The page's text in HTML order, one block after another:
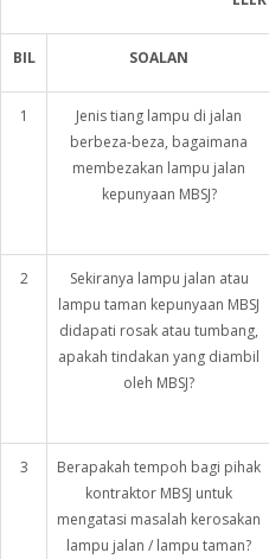
BIL SOALAN
1
Jenis tiang lampu di jalan
berbeza-beza, bagaimana
membezakan lampu jalan
kepunyaan MBSJ?
2
Sekiranya lampu jalan atau
lampu taman kepunyaan MBSJ
didapati rosak atau tumbang,
apakah tindakan yang diambil
oleh MBSJ?
3
Berapakah tempoh bagi pihak
kontraktor MBSJ untuk
mengatasi masalah kerosakan
lampu jalan / lampu taman?